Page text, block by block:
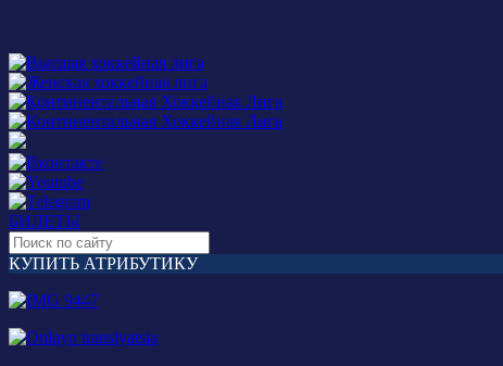
БИЛЕТЫ
КУПИТЬ АТРИБУТИКУ